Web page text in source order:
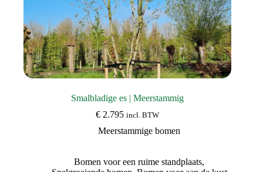
Smalbladige es | Meerstammig
€ 2.795 incl. BTW
Meerstammige bomen
Bomen voor een ruime standplaats,